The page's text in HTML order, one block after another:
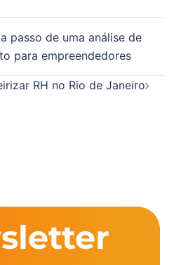
passo de uma análise de
para empreendedores
RH no Rio de Janeiro